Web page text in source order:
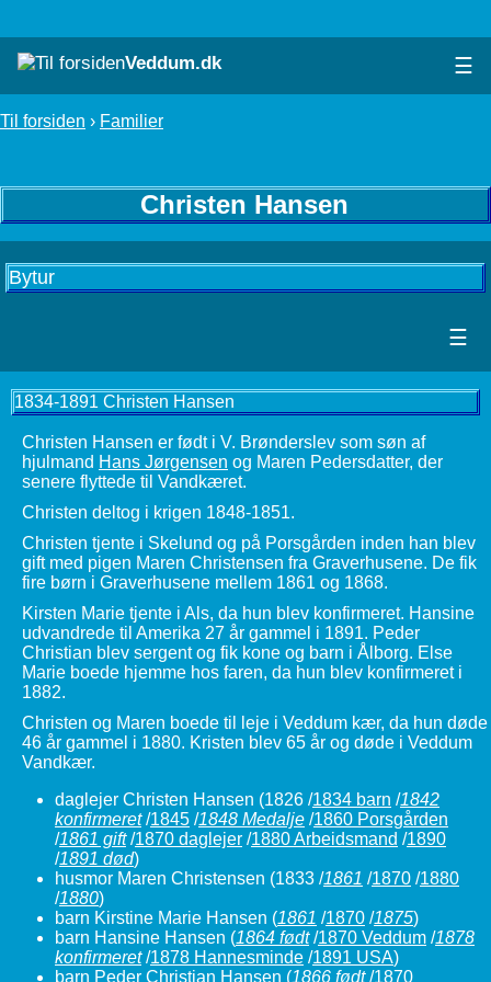
Veddum.dk ☰
Til forsiden › Familier
Christen Hansen
Bytur
☰
1834-1891 Christen Hansen
Christen Hansen er født i V. Brønderslev som søn af
hjulmand Hans Jørgensen og Maren Pedersdatter, der
senere flyttede til Vandkæret.
Christen deltog i krigen 1848-1851.
Christen tjente i Skelund og på Porsgården inden han blev
gift med pigen Maren Christensen fra Graverhusene. De fik
fire børn i Graverhusene mellem 1861 og 1868.
Kirsten Marie tjente i Als, da hun blev konfirmeret. Hansine
udvandrede til Amerika 27 år gammel i 1891. Peder
Christian blev sergent og fik kone og barn i Ålborg. Else
Marie boede hjemme hos faren, da hun blev konfirmeret i
1882.
Christen og Maren boede til leje i Veddum kær, da hun døde
46 år gammel i 1880. Kristen blev 65 år og døde i Veddum
Vandkær.
daglejer Christen Hansen (1826 /1834 barn /1842
konfirmeret/1845 /1848 Medalje /1860 Porsgården
/1861 gift/1870 daglejer /1880 Arbeidsmand /1890
/1891 død)
husmor Maren Christensen (1833 /1861 /1870 /1880
/1880)
barn Kirstine Marie Hansen (1861 /1870 /1875)
barn Hansine Hansen (1864 født/1870 Veddum /1878
konfirmeret/1878 Hannesminde /1891 USA)
barn Peder Christian Hansen (1866 født/1870